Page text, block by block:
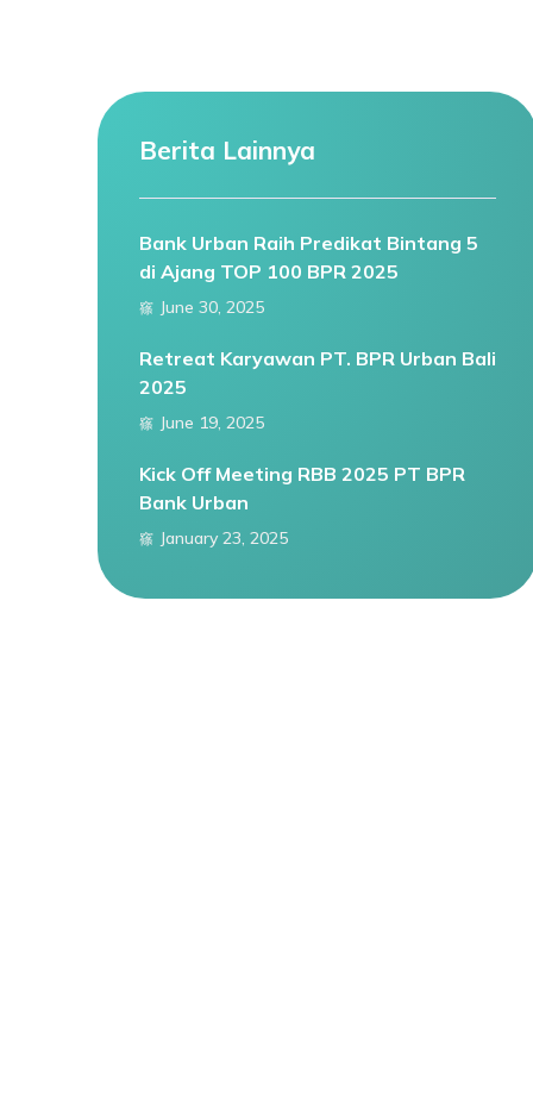
Berita Lainnya
Bank Urban Raih Predikat Bintang 5
di Ajang TOP 100 BPR 2025
June 30, 2025
Retreat Karyawan PT. BPR Urban Bali
2025
June 19, 2025
Kick Off Meeting RBB 2025 PT BPR
Bank Urban
January 23, 2025